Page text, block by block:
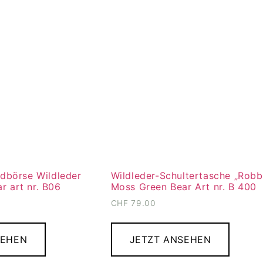
Wildleder
art nr. B06
Wildleder-Schultertasche
Moss Green Bear Art nr. B 400
CHF 79.00
JETZT ANSEHEN